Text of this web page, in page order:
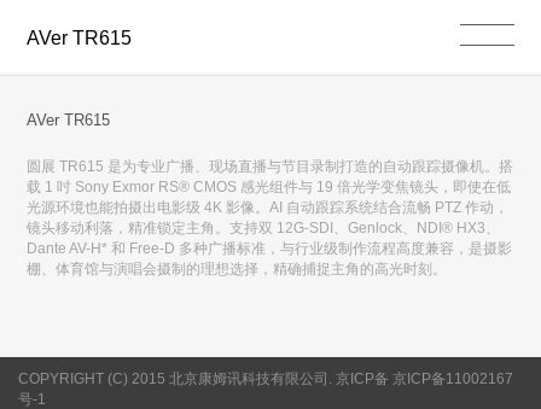
AVer TR615
AVer TR615
圆展 TR615 是为专业广播、现场直播与节目录制打造的自动跟踪摄像机。搭
载 1 吋 Sony Exmor RS® CMOS 感光组件与 19 倍光学变焦镜头，即使在低
光源环境也能拍摄出电影级 4K 影像。AI 自动跟踪系统结合流畅 PTZ 作动，
镜头移动利落，精准锁定主角。支持双 12G-SDI、Genlock、NDI® HX3、
Dante AV-H* 和 Free-D 多种广播标准，与行业级制作流程高度兼容，是摄影
棚、体育馆与演唱会摄制的理想选择，精确捕捉主角的高光时刻。
COPYRIGHT (C) 2015 北京康姆讯科技有限公司. 京ICP备 京ICP备11002167
号-1